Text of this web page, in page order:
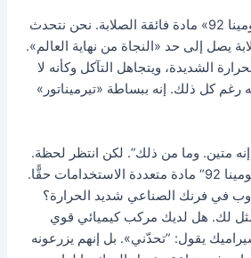
أولاً وقبل كل شيء، «ألومينا 92» مادة فائقة الصلابة. نحن نتحدث
يصل إلى حد «النجاة من نهاية العالم».
الشديدة، ويتجاهل التآكل وكأنه لا
كل ذلك. إنه ببساطة «تيرميناتور»
إنه متين. وما من ذلك”. لكن انتظر لحظة.
هذه المتانة تجعل من ’ألومينا 92“ مادة متعددة الاستخدامات حقًّا.
في فرنك الصناعي شديد الحرارة؟
الأمثل لك. هل لديك مركب كيميائي قوي
يقول: ”تحدّني». بل إنهم يزرعونه